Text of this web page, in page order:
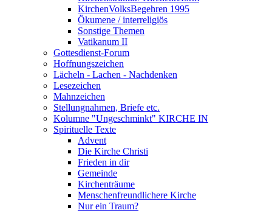
KirchenVolksBegehren 1995
Ökumene / interreligiös
Sonstige Themen
Vatikanum II
Gottesdienst-Forum
Hoffnungszeichen
Lächeln - Lachen - Nachdenken
Lesezeichen
Mahnzeichen
Stellungnahmen, Briefe etc.
Kolumne "Ungeschminkt" KIRCHE IN
Spirituelle Texte
Advent
Die Kirche Christi
Frieden in dir
Gemeinde
Kirchenträume
Menschenfreundlichere Kirche
Nur ein Traum?